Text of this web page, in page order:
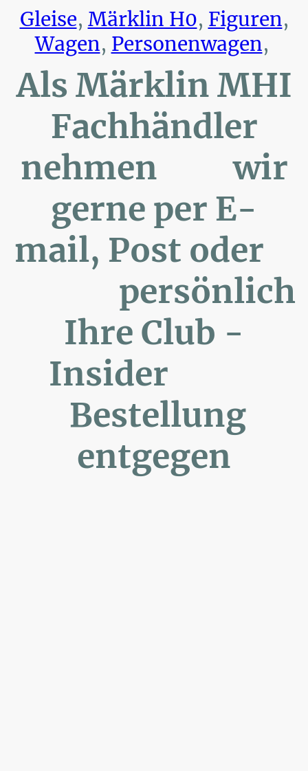
Gleise, Märklin H0, Figuren,
Wagen, Personenwagen,
Als Märklin MHI
Fachhändler
nehmen wir
gerne per E-
mail, Post oder
persönlich
Ihre Club -
Insider
Bestellung
entgegen